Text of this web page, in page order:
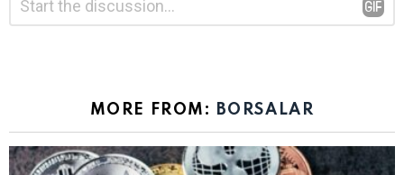
yanıt
yazın
MORE FROM: BORSALAR